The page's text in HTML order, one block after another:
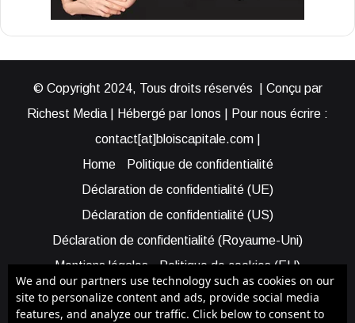
© Copyright 2024, Tous droits réservés | Conçu par
Richest Media | Hébergé par Ionos | Pour nous écrire :
contact[at]bloiscapitale.com |
Home
Politique de confidentialité
Déclaration de confidentialité (UE)
Déclaration de confidentialité (US)
Déclaration de confidentialité (Royaume-Uni)
Mentions légales
Politique de cookies (EU)
Cookie Policy (AUS)
Cookie Policy (US)
Qui sommes-nous ?
Participer à Blois Capitale
We and our partners use technology such as cookies on our
site to personalize content and ads, provide social media
features, and analyze our traffic. Click below to consent to